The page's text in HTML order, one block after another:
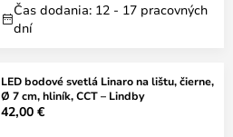
Čas dodania: 12 - 17 pracovných
dní
LED bodové svetlá Linaro na lištu, čierne,
Ø 7 cm, hliník, CCT – Lindby
42,00 €